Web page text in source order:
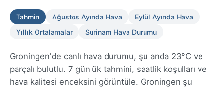
Tahmin Ağustos Ayında Hava
Eylül Ayında Hava
Yıllık Ortalamalar
Surinam Hava Durumu
Groningen'de canlı hava durumu, şu anda 23°C ve
parçalı bulutlu. 7 günlük tahmini, saatlik koşulları ve
hava kalitesi endeksini görüntüle. Groningen şu